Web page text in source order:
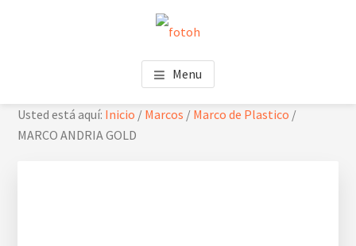
Menu
Usted está aquí: Inicio / Marcos / Marco de Plastico /
MARCO ANDRIA GOLD